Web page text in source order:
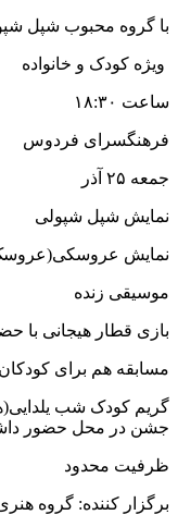
گروه محبوب شپل
کودک و خانواده
۱۸:۳۰
فردوس
۲۵ آذر
شپل شپولی
عروسکی(عروسک
زنده
قطار هیجانی با
هم برای کودکان
کودک شب
در محل حضور
محدود
کننده: گروه